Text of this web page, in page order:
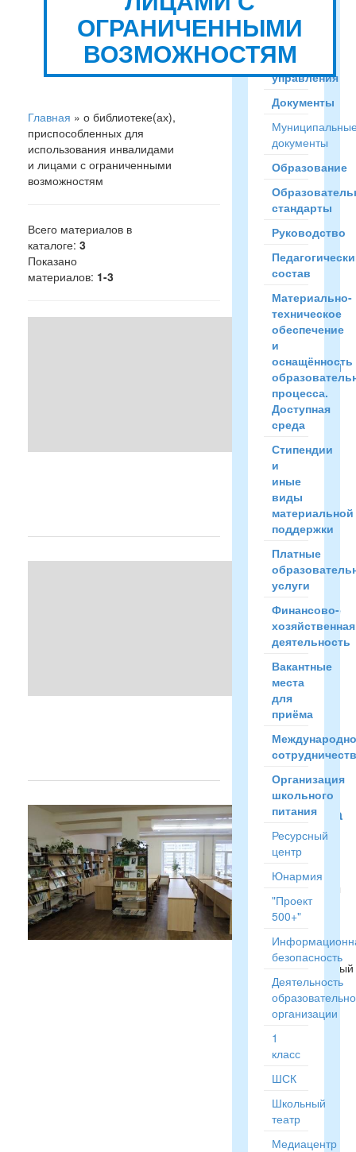
ОГРАНИЧЕННЫМИ
ВОЗМОЖНОСТЯМ
Главная » о библиотеке(ах),
приспособленных для
использования инвалидами
и лицами с ограниченными
возможностям
Всего материалов в
каталоге: 3
Показано
материалов: 1-3
План
работы
библиотеки
Читать
полностью
Положение
библиотеке
Читать
полностью
Библиотека
помещении
библиотеки
следующие
зоны:
читательские
места,
информационный
пункт,
места
для
работы
каталогом,
фонды
доступа,
фонды
закрытого
Структура
и
органы
управления
Документы
документы
Образование
стандарты
Руководство
состав
Материально-
техническое
обеспечение
и
оснащённость
процесса.
Доступная
среда
Стипендии
и
иные
виды
материальной
поддержки
Платные
услуги
Финансово-
хозяйственная
деятельность
Вакантные
места
для
приёма
Организация
школьного
питания
Ресурсный
центр
Юнармия
"Проект
500+"
безопасность
Деятельность
организации
1
класс
ШСК
Школьный
театр
Медиацентр